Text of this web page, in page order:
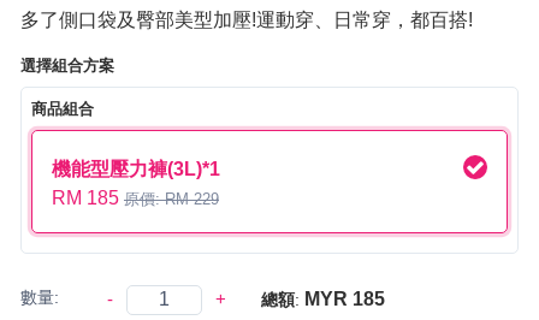
多了側口袋及臀部美型加壓!運動穿、日常穿，都百搭!
選擇組合方案
商品組合
機能型壓力褲(3L)*1
RM 185 原價: RM 229
數量: - + 總額: MYR 185